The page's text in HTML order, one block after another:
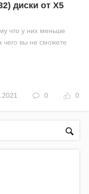
диски от Х5
что у них меньше
чего вы не сможете
0 0